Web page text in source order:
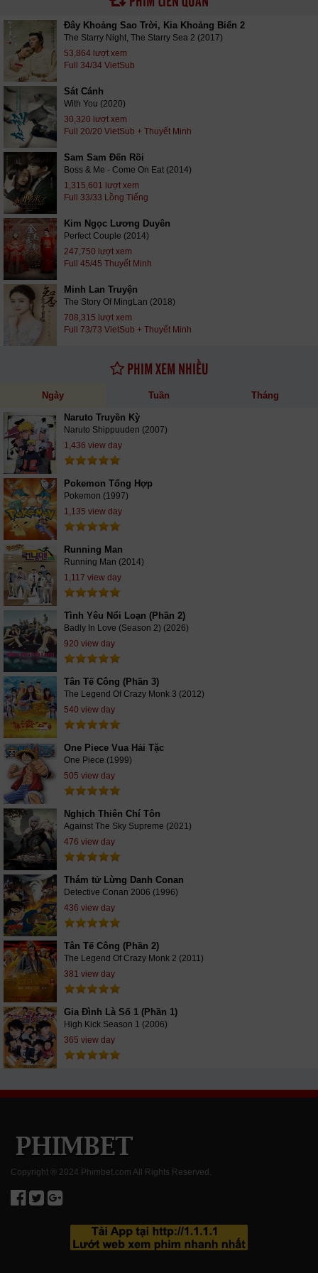
Đây Khoảng Sao Trời, Kia Khoảng Biển 2
The Starry Night, The Starry Sea 2 (2017)
53,864 lượt xem
Full 34/34 VietSub
Sát Cánh
With You (2020)
30,320 lượt xem
Full 20/20 VietSub + Thuyết Minh
Sam Sam Đến Rồi
Boss & Me - Come On Eat (2014)
1,315,601 lượt xem
Full 33/33 Lồng Tiếng
Kim Ngọc Lương Duyên
Perfect Couple (2014)
247,750 lượt xem
Full 45/45 Thuyết Minh
Minh Lan Truyện
The Story Of MingLan (2018)
708,315 lượt xem
Full 73/73 VietSub + Thuyết Minh
PHIM XEM NHIỀU
Ngày Tuần Tháng
Naruto Truyền Kỳ
Naruto Shippuuden (2007)
1,436 view day
Pokemon Tổng Hợp
Pokemon (1997)
1,135 view day
Running Man
Running Man (2014)
1,117 view day
Tình Yêu Nổi Loạn (Phần 2)
Badly In Love (Season 2) (2026)
920 view day
Tân Tế Công (Phần 3)
The Legend Of Crazy Monk 3 (2012)
540 view day
One Piece Vua Hải Tặc
One Piece (1999)
505 view day
Nghịch Thiên Chí Tôn
Against The Sky Supreme (2021)
476 view day
Thám tử Lừng Danh Conan
Detective Conan 2006 (1996)
436 view day
Tân Tế Công (Phần 2)
The Legend Of Crazy Monk 2 (2011)
381 view day
Gia Đình Là Số 1 (Phần 1)
High Kick Season 1 (2006)
365 view day
Copyright ® 2024 Phimbet.com All Rights Reserved.